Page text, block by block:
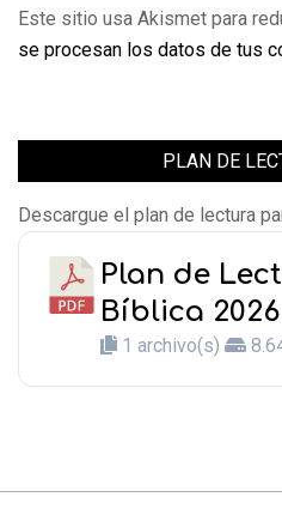
Este sitio usa Akismet para
se procesan los datos de tus
PLAN DE
Descargue el plan de lectura
Plan de
Bíblica 2026
1 archivo(s)